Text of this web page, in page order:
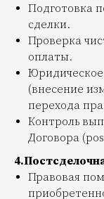
Подготовка
сделки.
Проверка
оплаты.
Юридическое
(внесение
перехода
Контроль
Договора
Правовая